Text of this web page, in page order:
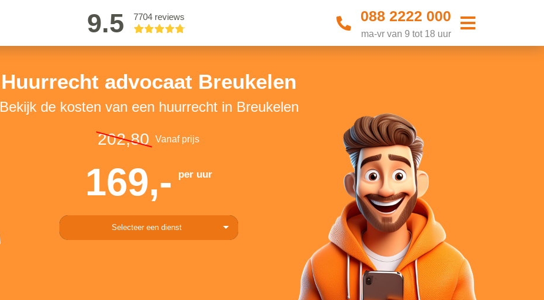
9.5 7704 reviews 088 2222 000
ma-vr van 9 tot 18 uur
Huurrecht advocaat Breukelen
Bekijk de kosten van een huurrecht in Breukelen
202,80 Vanaf prijs
169,- per uur
Selecteer een dienst